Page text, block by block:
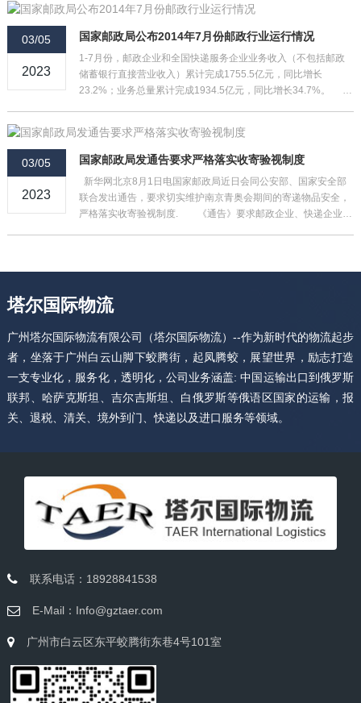
和居民 收入增长上，也体现在结构优化上。简政放权加上“定向
减
03/05
2023
国家邮政局公布2014年7月份邮政行业运行情况
1-7月份，邮政企业和全国快递服务企业业务收入（不包括邮政
储蓄银行直接营业收入）累计完成1755.5亿元，同比增长
23.2%；业务总量累计完成1934.5亿元，同比增长34.7%。
03/05
2023
国家邮政局发通告要求严格落实收寄验视制度
新华网北京8月1日电国家邮政局近日会同公安部、国家安全部
联合发出通告，要求切实维护南京青奥会期间的寄递物品安全，
严格落实收寄验视制度. 《通告》要求邮政企业、快递企业严
塔尔国际物流
广州塔尔国际物流有限公司（塔尔国际物流）--作为新时代的物流起步
者，坐落于广州白云山脚下蛟腾街，起凤腾蛟，展望世界，励志打造
一支专业化，服务化，透明化，公司业务涵盖: 中国运输出口到俄罗斯
联邦、哈萨克斯坦、吉尔吉斯坦、白俄罗斯等俄语区国家的运输，报
关、退税、清关、境外到门、快递以及进口服务等领域。
联系电话：18928841538
E-Mail：Info@gztaer.com
广州市白云区东平蛟腾街东巷4号101室